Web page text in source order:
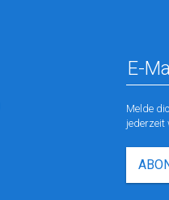
Melde
jederzeit